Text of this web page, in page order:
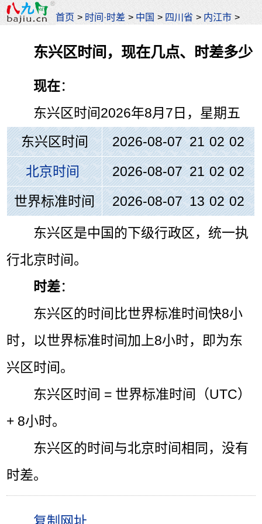
首页 > 时间·时差 > 中国 > 四川省 > 内江市 >
东兴区时间，现在几点、时差多少
现在：
东兴区时间2026年8月7日，星期五
东兴区时间
2026-08-07 21 :02 :02
北京时间
2026-08-07 21 02 02
世界标准时间
2026-08-07 13 :02 :02
东兴区是中国的下级行政区，统一执
行北京时间。
时差：
东兴区的时间比世界标准时间快8小
时，以世界标准时间加上8小时，即为东
兴区时间。
东兴区时间 = 世界标准时间（UTC）
+ 8小时。
东兴区的时间与北京时间相同，没有
时差。